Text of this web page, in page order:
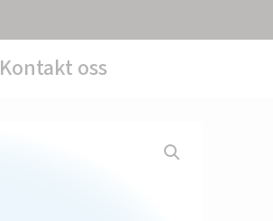
Kontakt oss